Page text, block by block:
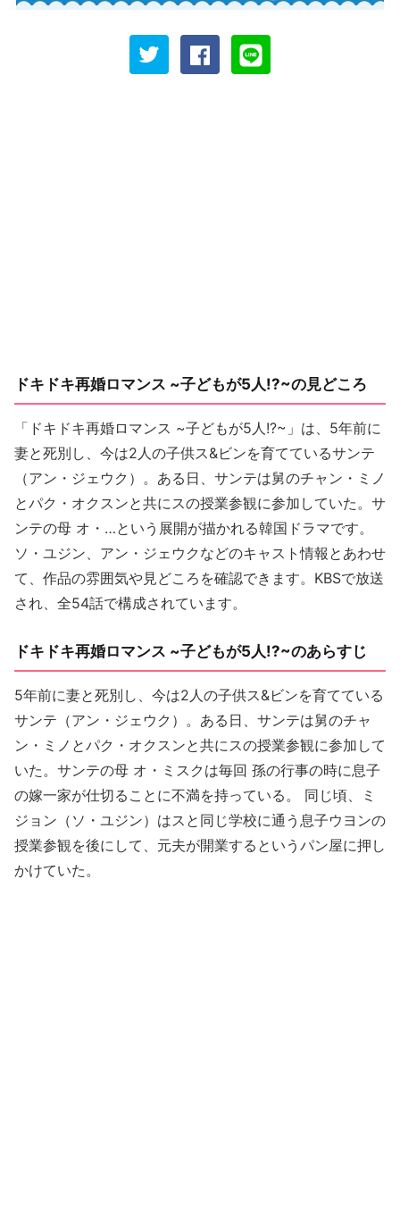
ドキドキ再婚ロマンス ~子どもが5人!?~の見どころ
「ドキドキ再婚ロマンス ~子どもが5人!?~」は、5年前に
妻と死別し、今は2人の子供ス&ビンを育てているサンテ
（アン・ジェウク）。ある日、サンテは舅のチャン・ミノ
とパク・オクスンと共にスの授業参観に参加していた。サ
ンテの母 オ・…という展開が描かれる韓国ドラマです。
ソ・ユジン、アン・ジェウクなどのキャスト情報とあわせ
て、作品の雰囲気や見どころを確認できます。KBSで放送
され、全54話で構成されています。
ドキドキ再婚ロマンス ~子どもが5人!?~のあらすじ
5年前に妻と死別し、今は2人の子供ス&ビンを育てている
サンテ（アン・ジェウク）。ある日、サンテは舅のチャ
ン・ミノとパク・オクスンと共にスの授業参観に参加して
いた。サンテの母 オ・ミスクは毎回 孫の行事の時に息子
の嫁一家が仕切ることに不満を持っている。 同じ頃、ミ
ジョン（ソ・ユジン）はスと同じ学校に通う息子ウヨンの
授業参観を後にして、元夫が開業するというパン屋に押し
かけていた。